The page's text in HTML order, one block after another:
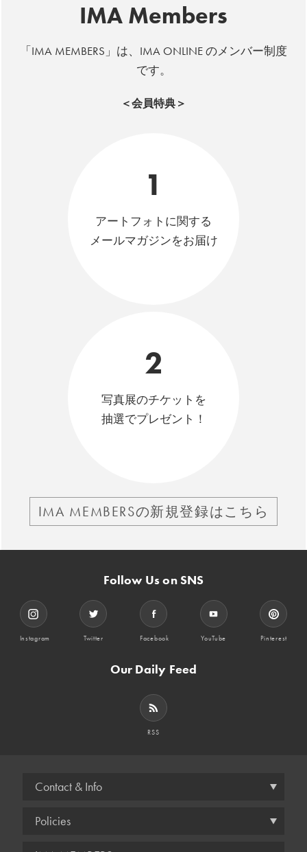
IMA Members
「IMA MEMBERS」は、IMA ONLINE のメンバー制度
です。
＜会員特典＞
1
アートフォトに関する
メールマガジンをお届け
2
写真展のチケットを
抽選でプレゼント！
IMA MEMBERSの新規登録はこちら
Follow Us on SNS
Instagram Twitter Facebook YouTube Pinterest
Our Daily Feed
RSS
Contact & Info
Policies